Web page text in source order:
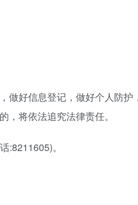
好信息登记，做好个人防护
将依法追究法律责任。
:8211605)。